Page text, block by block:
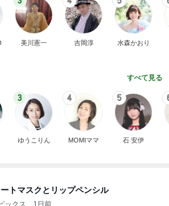
美川憲一 吉岡淳 水森かおり
すべて見る
3
ゆうこりん
4
MOMIママ
5
石 安伊
トマスクとリップペンシル
ックス 1日前